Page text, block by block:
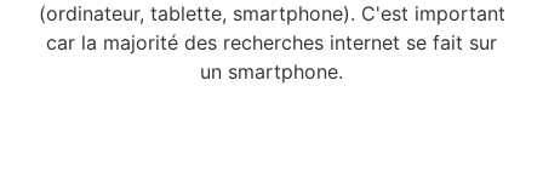
(ordinateur, tablette, smartphone). C'est important
car la majorité des recherches internet se fait sur
un smartphone.